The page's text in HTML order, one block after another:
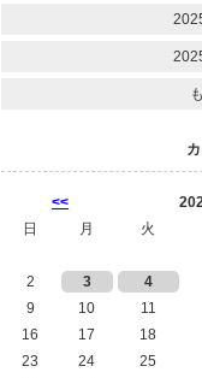
<<
日
月 火
2
3 4
9
10 11
16
17 18
23
24 25